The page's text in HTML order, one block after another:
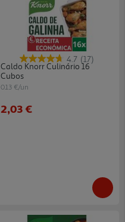
4.7 (17)
Caldo Knorr Culinário 16
Cubos
0.13 €/un
2,03 €